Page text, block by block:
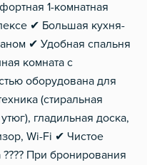
Домофон
Тапочки
Металлическая дверь
Газовый водонагреватель
1-комнатная
✔ Большая кухня-
✔ Удобная спальня
комната с
оборудована для
(стиральная
гладильная доска,
Wi-Fi ✔ Чистое
При бронирования